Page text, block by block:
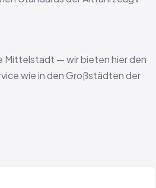
Mittelstadt — wir bieten hier den
wie in den Großstädten der